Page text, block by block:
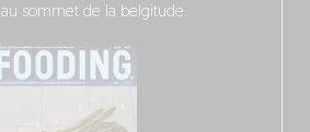
au sommet de la belgitude.